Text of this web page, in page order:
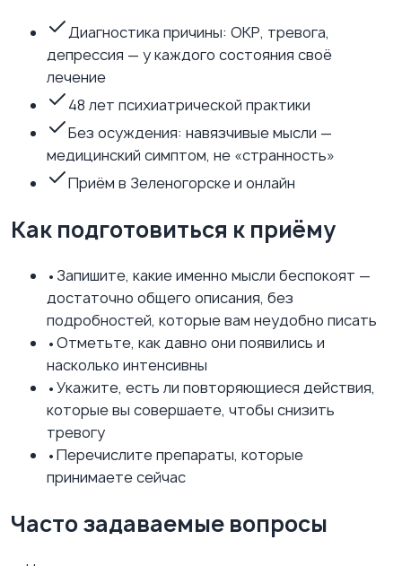
Диагностика причины: ОКР, тревога,
депрессия — у каждого состояния своё
лечение
48 лет психиатрической практики
Без осуждения: навязчивые мысли —
медицинский симптом, не «странность»
Приём в Зеленогорске и онлайн
Как подготовиться к приёму
• Запишите, какие именно мысли беспокоят —
достаточно общего описания, без
подробностей, которые вам неудобно писать
•Отметьте, как давно они появились и
насколько интенсивны
•Укажите, есть ли повторяющиеся действия,
которые вы совершаете, чтобы снизить
тревогу
•Перечислите препараты, которые
принимаете сейчас
Часто задаваемые вопросы